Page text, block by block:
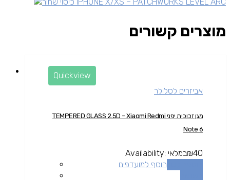
מוצרים קשורים
Quickview
אביזרים לסלולר
מגן זכוכית יפני TEMPERED GLASS 2.5D – Xiaomi Redmi
Note 6
₪40
Availability: במלאי
הוסף למועדפים